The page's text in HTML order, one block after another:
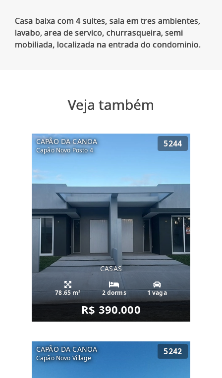
Casa baixa com 4 suites, sala em tres ambientes,
lavabo, area de servico, churrasqueira, semi
Veja também
CAPÃO DA CANOA
Capão Novo Posto 4
5244
CASAS
78.65 m² 2 dorms 1 vaga
R$ 390.000
CAPÃO DA CANOA
Capão Novo Village
5242